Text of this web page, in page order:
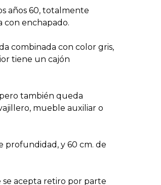
años 60, totalmente
con enchapado.
combinada con color gris,
tiene un cajón
también queda
mueble auxiliar o
profundidad, y 60 cm. de
acepta retiro por parte